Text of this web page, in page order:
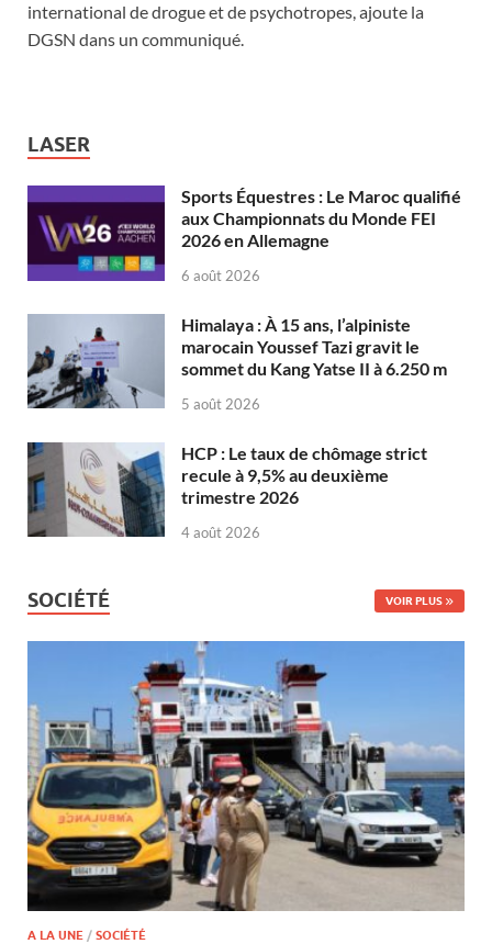
international de drogue et de psychotropes, ajoute la
DGSN dans un communiqué.
LASER
Sports Équestres : Le Maroc qualifié
aux Championnats du Monde FEI
2026 en Allemagne
6 août 2026
Himalaya : À 15 ans, l’alpiniste
marocain Youssef Tazi gravit le
sommet du Kang Yatse II à 6.250 m
5 août 2026
HCP : Le taux de chômage strict
recule à 9,5% au deuxième
trimestre 2026
4 août 2026
SOCIÉTÉ VOIR PLUS
A LA UNE / SOCIÉTÉ